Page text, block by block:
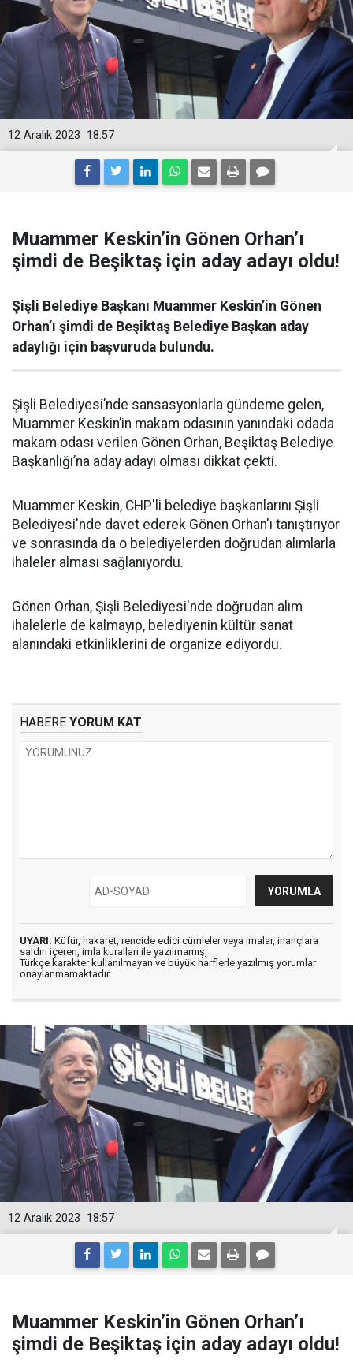
18:57
12 Aralık 2023
Muammer Keskin’in Gönen Orhan’ı
şimdi de Beşiktaş için aday adayı oldu!
Şişli Belediye Başkanı Muammer Keskin’in Gönen
Orhan’ı şimdi de Beşiktaş Belediye Başkan aday
adaylığı için başvuruda bulundu.
Şişli Belediyesi’nde sansasyonlarla gündeme gelen,
Muammer Keskin’in makam odasının yanındaki odada
makam odası verilen Gönen Orhan, Beşiktaş Belediye
Başkanlığı’na aday adayı olması dikkat çekti.
Muammer Keskin, CHP'li belediye başkanlarını Şişli
Belediyesi'nde davet ederek Gönen Orhan'ı tanıştırıyor
ve sonrasında da o belediyelerden doğrudan alımlarla
ihaleler alması sağlanıyordu.
Gönen Orhan, Şişli Belediyesi'nde doğrudan alım
ihalelerle de kalmayıp, belediyenin kültür sanat
alanındaki etkinliklerini de organize ediyordu.
HABERE YORUM KAT
UYARI: Küfür, hakaret, rencide edici cümleler veya imalar, inançlara
saldırı içeren, imla kuralları ile yazılmamış,
Türkçe karakter kullanılmayan ve büyük harflerle yazılmış yorumlar
onaylanmamaktadır.
18:57
12 Aralık 2023
Muammer Keskin’in Gönen Orhan’ı
şimdi de Beşiktaş için aday adayı oldu!